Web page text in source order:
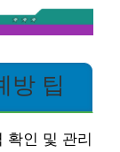
방 팁
확인 및 관리